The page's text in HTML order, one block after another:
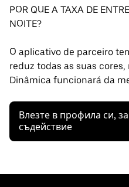
POR QUE A TAXA DE
NOITE?
O aplicativo de parceiro
reduz todas as suas
Dinâmica funcionará da
Влезте в профила си,
съдействие